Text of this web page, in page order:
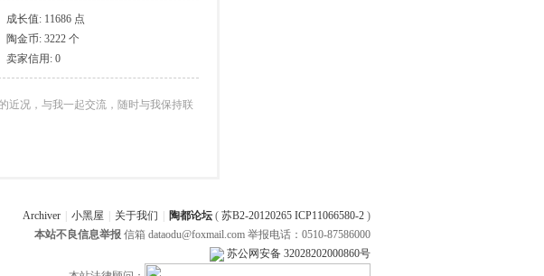
成长值: 11686 点
陶金币: 3222 个
卖家信用: 0
近况，与我一起交流，随时与我保持联
Archiver 小黑屋 关于我们 陶都论坛 ( 苏B2-20120265 ICP11066580-2 )
本站不良信息举报 信箱 dataodu@foxmail.com 举报电话：0510-87586000
苏公网安备 32028202000860号